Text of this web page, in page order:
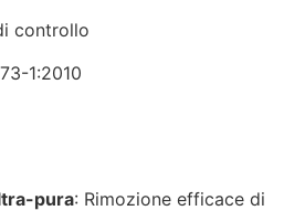
controllo
1:2010
pura: Rimozione efficace di